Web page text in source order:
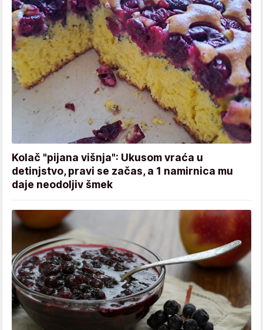
Kolač "pijana višnja": Ukusom vraća u
detinjstvo, pravi se začas, a 1 namirnica mu
daje neodoljiv šmek